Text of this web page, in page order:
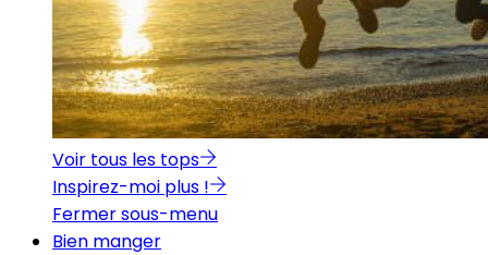
Voir tous les tops
Inspirez-moi plus !
Fermer sous-menu
Bien manger